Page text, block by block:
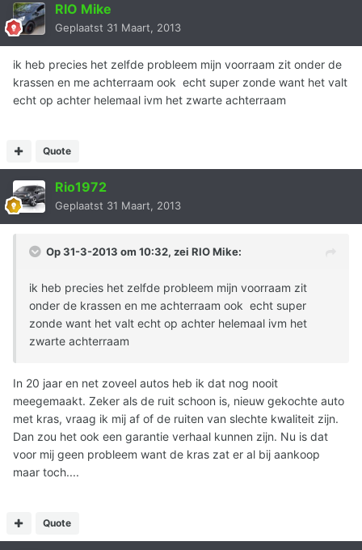
RIO Mike
Geplaatst 31 Maart, 2013
ik heb precies het zelfde probleem mijn voorraam zit onder de
krassen en me achterraam ook echt super zonde want het valt
echt op achter helemaal ivm het zwarte achterraam
Quote
Rio1972
Geplaatst 31 Maart, 2013
Op 31-3-2013 om 10:32, zei RIO Mike:
ik heb precies het zelfde probleem mijn voorraam zit
onder de krassen en me achterraam ook echt super
zonde want het valt echt op achter helemaal ivm het
zwarte achterraam
In 20 jaar en net zoveel autos heb ik dat nog nooit
meegemaakt. Zeker als de ruit schoon is, nieuw gekochte auto
met kras, vraag ik mij af of de ruiten van slechte kwaliteit zijn.
Dan zou het ook een garantie verhaal kunnen zijn. Nu is dat
voor mij geen probleem want de kras zat er al bij aankoop
maar toch....
Quote